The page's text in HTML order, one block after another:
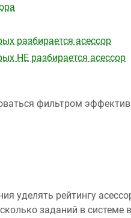
разбирается асессор
НЕ разбирается асессор
фильтром
уделять рейтингу
заданий в